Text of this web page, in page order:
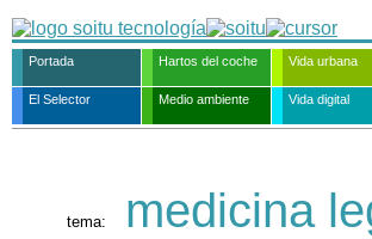
Portada Hartos del coche Vida urbana
El Selector Medio ambiente Vida digital
tema: medicina